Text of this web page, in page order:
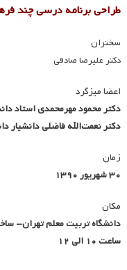
طراحی برنامه درسی چند
سخنران
دکتر علیرضا صادقی
اعضا میزگرد
دکتر محمود مهرمحمدی استاد
دکتر نعمت‌الله فاضلی دانشیار
زمان
۳۰ شهریور ۱۳۹۰
مکان
دانشگاه تربیت معلم تهران-
ساعت ۱۰ الی ۱۲